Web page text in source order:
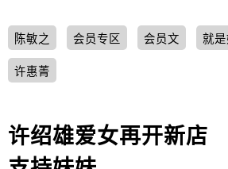
陈敏之 会员专区 会员文 就
许惠菁
许绍雄爱女再开新店